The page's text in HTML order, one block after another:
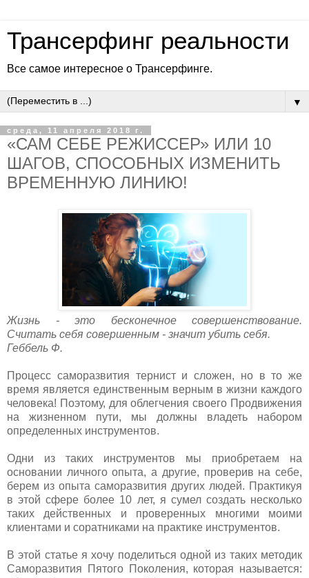
Трансерфинг реальности
Все самое интересное о Трансерфинге.
▼
среда, 11 апреля 2018 г.
«САМ СЕБЕ РЕЖИССЕР» ИЛИ 10
ШАГОВ, СПОСОБНЫХ ИЗМЕНИТЬ
ВРЕМЕННУЮ ЛИНИЮ!
Жизнь - это бесконечное совершенствование.
Считать себя совершенным - значит убить себя.
Геббель Ф.
Процесс саморазвития тернист и сложен, но в то же
время является единственным верным в жизни каждого
человека! Поэтому, для облегчения своего Продвижения
на жизненном пути, мы должны владеть набором
определенных инструментов.
Одни из таких инструментов мы приобретаем на
основании личного опыта, а другие, проверив на себе,
берем из опыта саморазвития других людей. Практикуя
в этой сфере более 10 лет, я сумел создать несколько
таких действенных и проверенных многими моими
клиентами и соратниками на практике инструментов.
В этой статье я хочу поделиться одной из таких методик
Саморазвития Пятого Поколения, которая называется: